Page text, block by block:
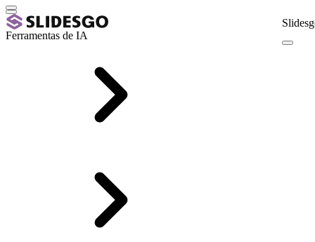
Ferramentas de IA